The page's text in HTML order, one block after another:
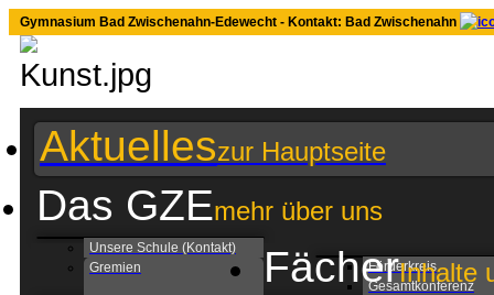
Gymnasium Bad Zwischenahn-Edewecht - Kontakt: Bad Zwischenahn
Aktuelleszur Hauptseite
Das GZEmehr über uns
Unsere Schule (Kontakt)
Gremien
Förderkreis
Gesamtkonferenz
FächerInhalte